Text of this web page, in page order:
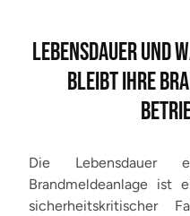
LEBENSDAUER UND
BLEIBT IHRE
Die
Brandmeldeanlage ist
sicherheitskritischer